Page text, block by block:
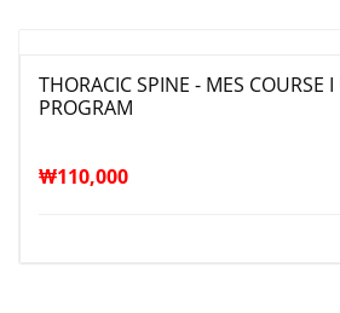
THORACIC SPINE - MES COURSE
PROGRAM
₩110,000